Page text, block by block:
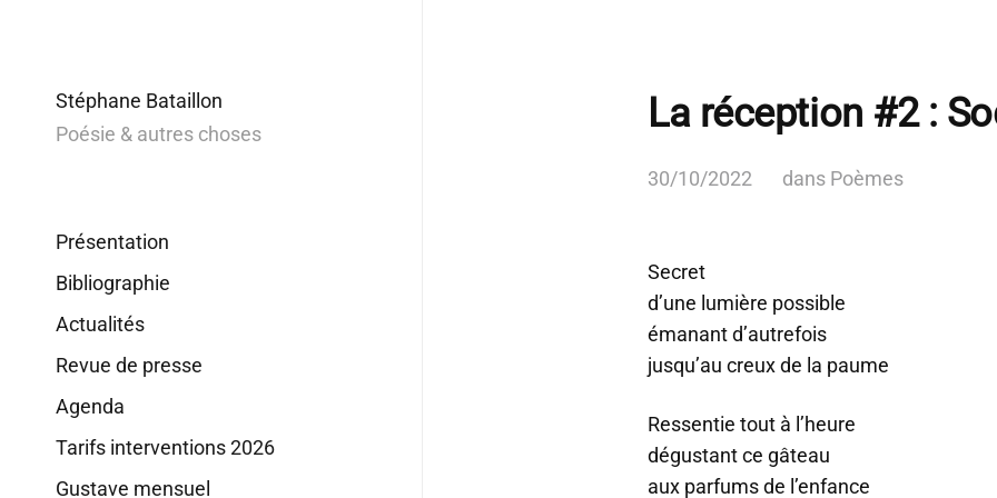
Stéphane Bataillon
Poésie & autres choses
Présentation
Bibliographie
Actualités
Revue de presse
Agenda
Tarifs interventions 2026
Gustave mensuel
La réception #2 :
30/10/2022 dans Poèmes
Secret
d’une lumière possible
émanant d’autrefois
jusqu’au creux de la paume
Ressentie tout à l’heure
dégustant ce gâteau
aux parfums de l’enfance